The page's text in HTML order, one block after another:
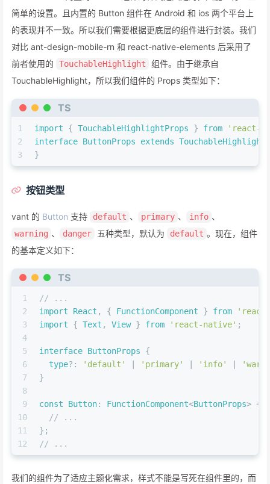
简单的设置。且内置的 Button 组件在 Android 和 ios 两个平台上
的表现并不一致。所以我们需要根据更底层的组件进行封装。我们
对比 ant-design-mobile-rn 和 react-native-elements 后采用了
前者使用的
TouchableHighlight
组件。由于继承自
TouchableHighlight，所以我们组件的 Props 类型如下：
TS
1
2
3
import { TouchableHighlightProps } from
'react-
interface ButtonProps extends
}
按钮类型
vant 的 Button 支持 default 、 primary 、 info 、
warning 、 danger 五种类型，默认为 default 。现在，组件
的基本定义如下：
TS
1
2
3
4
5
6
7
8
9
10
11
12
// ...
import
React , { FunctionComponent } from
'react'
import { Text , View } from 'react-native' ;
interface ButtonProps {
type?: 'default' 'primary' 'info'
}
const Button: FunctionComponent<ButtonProps> =
// ...
};
// ...
我们的组件为了适应主题化需求，样式不能是写死在组件里的，而